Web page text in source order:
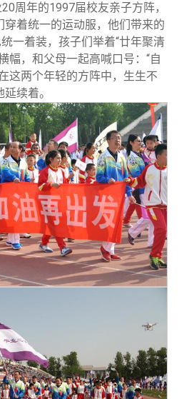
周年的1997届校友亲子方阵，
穿着统一的运动服，他们带来的
一着装，孩子们举着“廿年聚清
幅，和父母一起高喊口号：“自
这两个年轻的方阵中，生生不
续着。